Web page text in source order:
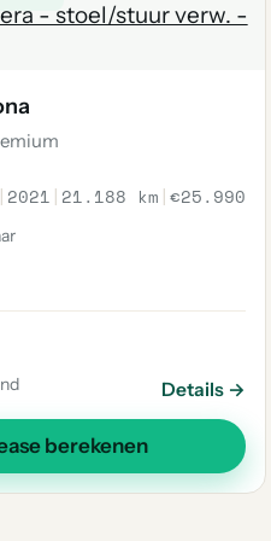
| 2021 | 21.188 km |€25.990
Details →
berekenen